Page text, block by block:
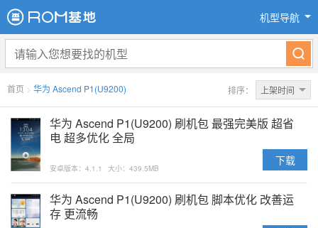
机型导航
首页 > 华为 Ascend P1(U9200) 排序： 上架时间
华为 Ascend P1(U9200) 刷机包 最强完美版 超省
电 超多优化 全局
安卓版本：4.1.1 大小：439.5MB
下载
华为 Ascend P1(U9200) 刷机包 脚本优化 改善运
存 更流畅